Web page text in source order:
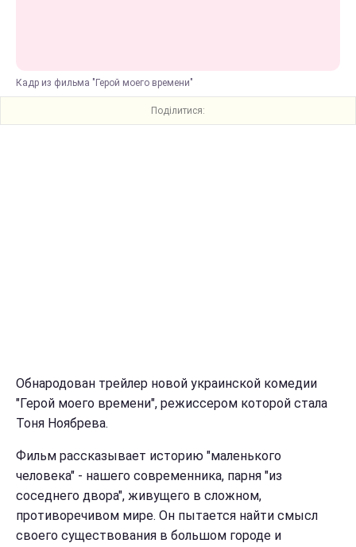
Кадр из фильма "Герой моего времени"
Поділитися:
Обнародован трейлер новой украинской комедии
"Герой моего времени", режиссером которой стала
Тоня Ноябрева.
Фильм рассказывает историю "маленького
человека" - нашего современника, парня "из
соседнего двора", живущего в сложном,
противоречивом мире. Он пытается найти смысл
своего существования в большом городе и